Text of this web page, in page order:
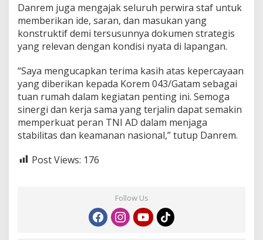
Danrem juga mengajak seluruh perwira staf untuk
memberikan ide, saran, dan masukan yang
konstruktif demi tersusunnya dokumen strategis
yang relevan dengan kondisi nyata di lapangan.
“Saya mengucapkan terima kasih atas kepercayaan
yang diberikan kepada Korem 043/Gatam sebagai
tuan rumah dalam kegiatan penting ini. Semoga
sinergi dan kerja sama yang terjalin dapat semakin
memperkuat peran TNI AD dalam menjaga
stabilitas dan keamanan nasional,” tutup Danrem.
Post Views: 176
Follow Us